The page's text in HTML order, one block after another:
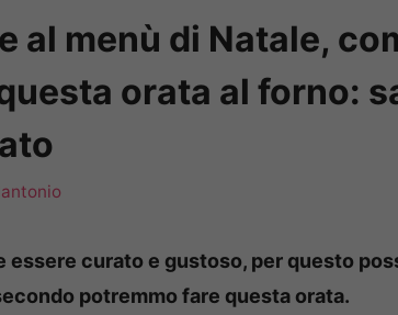
al menù di Natale,
orata al forno:
essere curato e gustoso, per questo
potremmo fare questa orata.